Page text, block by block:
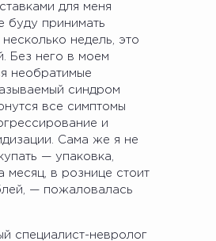
для меня
буду принимать
недель, это
Без него в моем
необратимые
синдром
все симптомы
и
Сама же я не
— упаковка,
месяц, в рознице стоит
— пожаловалась
специалист-невролог